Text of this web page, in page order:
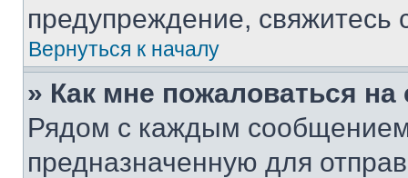
предупреждение,
Вернуться к началу
» Как мне пожаловаться
Рядом с каждым сообщением
предназначенную для